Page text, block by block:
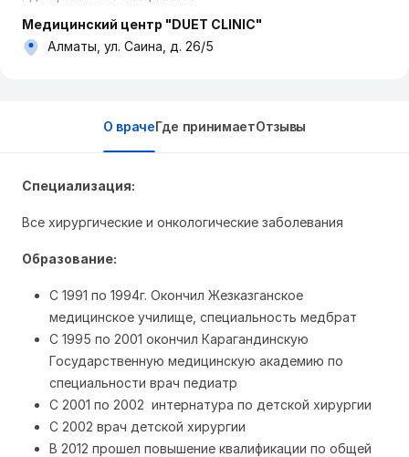
Медицинский центр "DUET CLINIC"
Алматы, ул. Саина, д. 26/5
О врачеГде принимаетОтзывы
Специализация:
Все хирургические и онкологические заболевания
Образование:
С 1991 по 1994г. Окончил Жезказганское
медицинское училище, специальность медбрат
С 1995 по 2001 окончил Карагандинскую
Государственную медицинскую академию по
специальности врач педиатр
С 2001 по 2002 интернатура по детской хирургии
С 2002 врач детской хирургии
В 2012 прошел повышение квалификации по общей